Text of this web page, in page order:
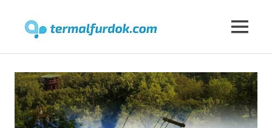
content
MENU